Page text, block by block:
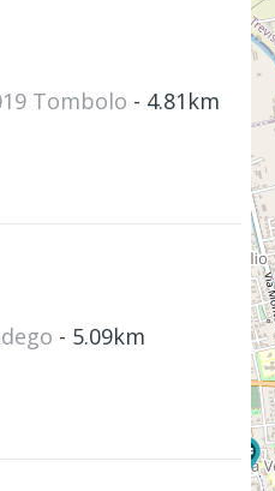
Tombolo - 4.81km
- 5.09km